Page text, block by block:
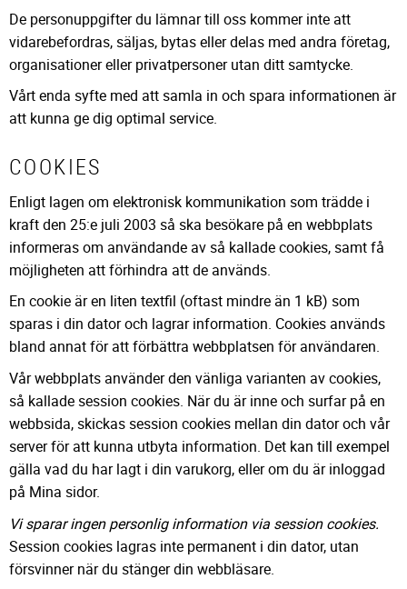
De personuppgifter du lämnar till oss kommer inte att
vidarebefordras, säljas, bytas eller delas med andra företag,
organisationer eller privatpersoner utan ditt samtycke.
Vårt enda syfte med att samla in och spara informationen är
att kunna ge dig optimal service.
COOKIES
Enligt lagen om elektronisk kommunikation som trädde i
kraft den 25:e juli 2003 så ska besökare på en webbplats
informeras om användande av så kallade cookies, samt få
möjligheten att förhindra att de används.
En cookie är en liten textfil (oftast mindre än 1 kB) som
sparas i din dator och lagrar information. Cookies används
bland annat för att förbättra webbplatsen för användaren.
Vår webbplats använder den vänliga varianten av cookies,
så kallade session cookies. När du är inne och surfar på en
webbsida, skickas session cookies mellan din dator och vår
server för att kunna utbyta information. Det kan till exempel
gälla vad du har lagt i din varukorg, eller om du är inloggad
på Mina sidor.
Vi sparar ingen personlig information via session cookies.
Session cookies lagras inte permanent i din dator, utan
försvinner när du stänger din webbläsare.